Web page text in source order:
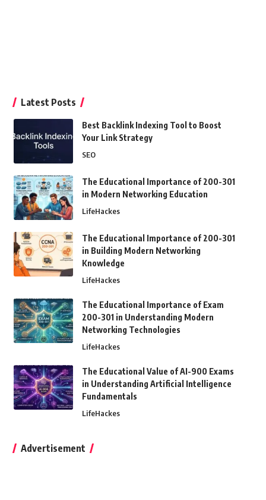
Latest Posts
Best Backlink Indexing Tool to Boost
Your Link Strategy
SEO
The Educational Importance of 200-301
in Modern Networking Education
LifeHackes
The Educational Importance of 200-301
in Building Modern Networking
Knowledge
LifeHackes
The Educational Importance of Exam
200-301 in Understanding Modern
Networking Technologies
LifeHackes
The Educational Value of AI-900 Exams
in Understanding Artificial Intelligence
Fundamentals
LifeHackes
Advertisement